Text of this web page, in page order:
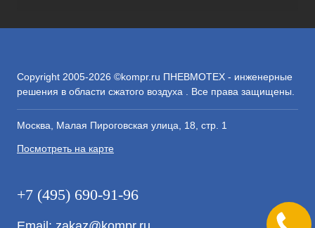
Copyright 2005-2026 ©kompr.ru ПНЕВМОТЕХ - инженерные
решения в области сжатого воздуха . Все права защищены.
Москва, Малая Пироговская улица, 18, стр. 1
Посмотреть на карте
+7 (495) 690-91-96